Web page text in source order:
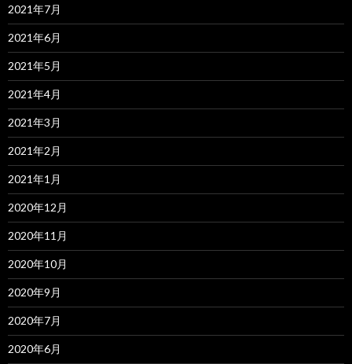
2021年7月
2021年6月
2021年5月
2021年4月
2021年3月
2021年2月
2021年1月
2020年12月
2020年11月
2020年10月
2020年9月
2020年7月
2020年6月